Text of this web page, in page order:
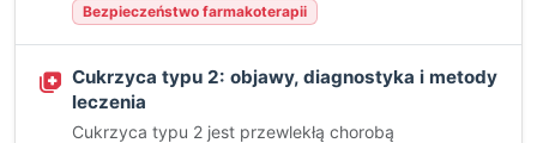
Bezpieczeństwo farmakoterapii
Cukrzyca typu 2: objawy, diagnostyka i metody
leczenia
Cukrzyca typu 2 jest przewlekłą chorobą